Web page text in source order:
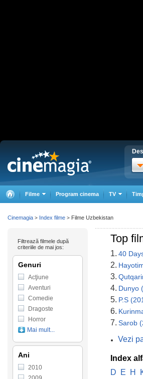
Filme Program cinema TV
Top
1. 40
2.
3.
4. Dunyo
5. P.S
6.
7. Sarob
Vezi
Index
D
E H
Filtrează filmele după
criteriile de mai jos:
Genuri
Acţiune
Aventuri
Comedie
Dragoste
Horror
Mai mult...
Ani
2010
Cinemagia > Index filme > Filme Uzbekistan